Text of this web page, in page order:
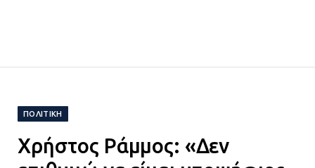
ΔΗΜΟΣ ΜΑΝΔΡΑΣ ΕΙΔΥΛΛΙΑΣ:
Αισχύλεια 2026: Το Φεστιβάλ της
ΠΟΛΙΤΙΚΉ
Χρήστος Ράμμος: «Δεν